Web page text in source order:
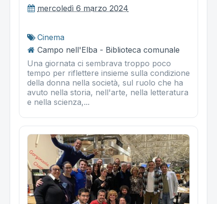
mercoledì 6 marzo 2024
Cinema
Campo nell'Elba - Biblioteca comunale
Una giornata ci sembrava troppo poco
tempo per riflettere insieme sulla condizione
della donna nella società, sul ruolo che ha
avuto nella storia, nell'arte, nella letteratura
e nella scienza,...